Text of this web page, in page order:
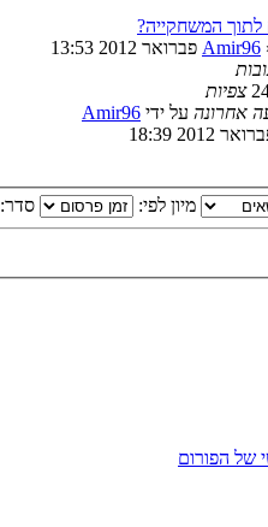
לתוך המשחקייה?
Amir96
צפיות
אחרונה על ידי Amir96
מיון לפי: סדר:
של הפורום